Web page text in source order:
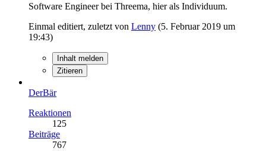
Software Engineer bei Threema, hier als Individuum.
Einmal editiert, zuletzt von Lenny (5. Februar 2019 um
19:43)
Inhalt melden
Zitieren
DerBär
Reaktionen
125
Beiträge
767